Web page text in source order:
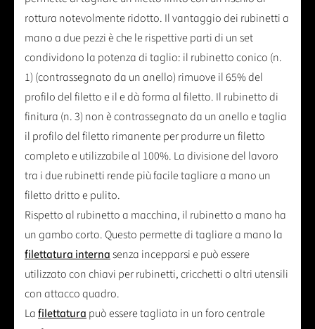
rottura notevolmente ridotto. Il vantaggio dei rubinetti a
mano a due pezzi è che le rispettive parti di un set
condividono la potenza di taglio: il rubinetto conico (n.
1) (contrassegnato da un anello) rimuove il 65% del
profilo del filetto e il e dà forma al filetto. Il rubinetto di
finitura (n. 3) non è contrassegnato da un anello e taglia
il profilo del filetto rimanente per produrre un filetto
completo e utilizzabile al 100%. La divisione del lavoro
tra i due rubinetti rende più facile tagliare a mano un
filetto dritto e pulito.
Rispetto al rubinetto a macchina, il rubinetto a mano ha
un gambo corto. Questo permette di tagliare a mano la
filettatura internasenza incepparsi e può essere
utilizzato con chiavi per rubinetti, cricchetti o altri utensili
con attacco quadro.
Lafilettaturapuò essere tagliata in un foro centrale